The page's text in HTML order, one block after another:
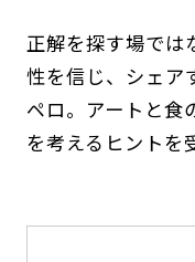
正解を探す場では
性を信じ、シェア
ペロ。アートと食
を考えるヒントを